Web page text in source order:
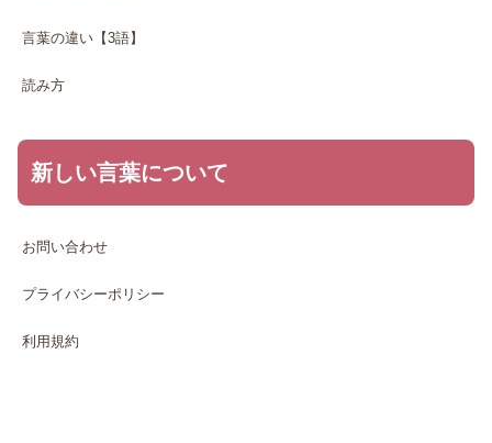
言葉の違い【3語】
読み方
新しい言葉について
お問い合わせ
プライバシーポリシー
利用規約